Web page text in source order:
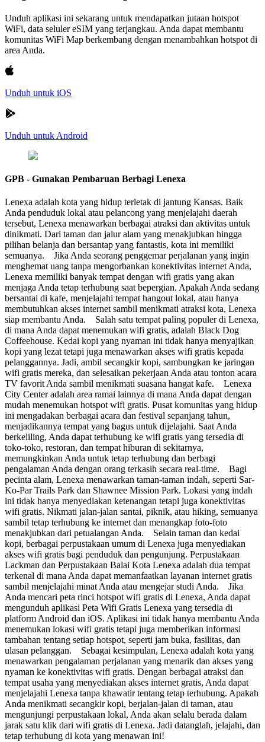
Unduh aplikasi ini sekarang untuk mendapatkan jutaan hotspot
WiFi, data seluler eSIM yang terjangkau. Anda dapat membantu
komunitas WiFi Map berkembang dengan menambahkan hotspot di
area Anda.
Unduh untuk iOS
Unduh untuk Android
GPB - Gunakan Pembaruan Berbagi Lenexa
Lenexa adalah kota yang hidup terletak di jantung Kansas. Baik
Anda penduduk lokal atau pelancong yang menjelajahi daerah
tersebut, Lenexa menawarkan berbagai atraksi dan aktivitas untuk
dinikmati. Dari taman dan jalur alam yang menakjubkan hingga
pilihan belanja dan bersantap yang fantastis, kota ini memiliki
semuanya. Jika Anda seorang penggemar perjalanan yang ingin
menghemat uang tanpa mengorbankan konektivitas internet Anda,
Lenexa memiliki banyak tempat dengan wifi gratis yang akan
menjaga Anda tetap terhubung saat bepergian. Apakah Anda sedang
bersantai di kafe, menjelajahi tempat hangout lokal, atau hanya
membutuhkan akses internet sambil menikmati atraksi kota, Lenexa
siap membantu Anda. Salah satu tempat paling populer di Lenexa,
di mana Anda dapat menemukan wifi gratis, adalah Black Dog
Coffeehouse. Kedai kopi yang nyaman ini tidak hanya menyajikan
kopi yang lezat tetapi juga menawarkan akses wifi gratis kepada
pelanggannya. Jadi, ambil secangkir kopi, sambungkan ke jaringan
wifi gratis mereka, dan selesaikan pekerjaan Anda atau tonton acara
TV favorit Anda sambil menikmati suasana hangat kafe. Lenexa
City Center adalah area ramai lainnya di mana Anda dapat dengan
mudah menemukan hotspot wifi gratis. Pusat komunitas yang hidup
ini mengadakan berbagai acara dan festival sepanjang tahun,
menjadikannya tempat yang bagus untuk dijelajahi. Saat Anda
berkeliling, Anda dapat terhubung ke wifi gratis yang tersedia di
toko-toko, restoran, dan tempat hiburan di sekitarnya,
memungkinkan Anda untuk tetap terhubung dan berbagi
pengalaman Anda dengan orang terkasih secara real-time. Bagi
pecinta alam, Lenexa menawarkan taman-taman indah, seperti Sar-
Ko-Par Trails Park dan Shawnee Mission Park. Lokasi yang indah
ini tidak hanya menyediakan ketenangan tetapi juga konektivitas
wifi gratis. Nikmati jalan-jalan santai, piknik, atau hiking, semuanya
sambil tetap terhubung ke internet dan menangkap foto-foto
menakjubkan dari petualangan Anda. Selain taman dan kedai
kopi, berbagai perpustakaan umum di Lenexa juga menyediakan
akses wifi gratis bagi penduduk dan pengunjung. Perpustakaan
Lackman dan Perpustakaan Balai Kota Lenexa adalah dua tempat
terkenal di mana Anda dapat memanfaatkan layanan internet gratis
sambil menjelajahi minat Anda atau mengejar studi Anda. Jika
Anda mencari peta rinci hotspot wifi gratis di Lenexa, Anda dapat
mengunduh aplikasi Peta Wifi Gratis Lenexa yang tersedia di
platform Android dan iOS. Aplikasi ini tidak hanya membantu Anda
menemukan lokasi wifi gratis tetapi juga memberikan informasi
tambahan tentang setiap hotspot, seperti jam buka, fasilitas, dan
ulasan pelanggan. Sebagai kesimpulan, Lenexa adalah kota yang
menawarkan pengalaman perjalanan yang menarik dan akses yang
nyaman ke konektivitas wifi gratis. Dengan berbagai atraksi dan
tempat usaha yang menyediakan akses internet gratis, Anda dapat
menjelajahi Lenexa tanpa khawatir tentang tetap terhubung. Apakah
Anda menikmati secangkir kopi, berjalan-jalan di taman, atau
mengunjungi perpustakaan lokal, Anda akan selalu berada dalam
jarak satu klik dari wifi gratis di Lenexa. Jadi datanglah, jelajahi, dan
tetap terhubung di kota yang menawan ini!